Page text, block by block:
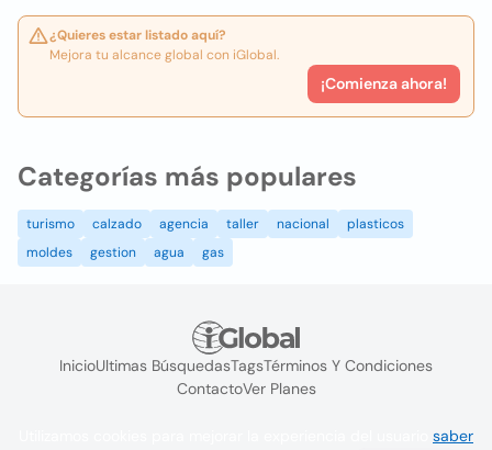
¿Quieres estar listado aquí?
Mejora tu alcance global con iGlobal.
¡Comienza ahora!
Categorías más populares
turismo calzado agencia taller nacional
plasticos
moldes
gestion agua gas
InicioUltimas BúsquedasTagsTérminos Y Condiciones
ContactoVer Planes
saber